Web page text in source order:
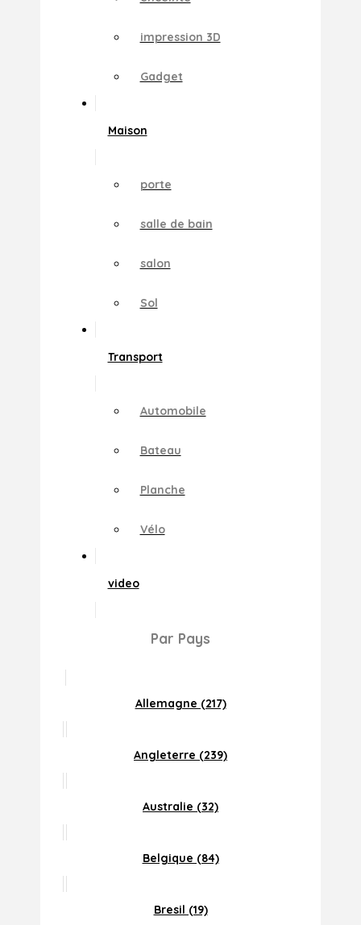
impression 3D
Gadget
Maison
porte
salle de bain
salon
Sol
Transport
Automobile
Bateau
Planche
Vélo
video
Par Pays
Allemagne (217)
Angleterre (239)
Australie (32)
Belgique (84)
Bresil (19)